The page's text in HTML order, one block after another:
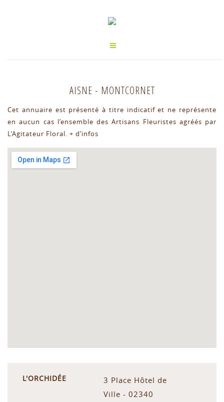
AISNE - MONTCORNET
Cet annuaire est présenté à titre indicatif et ne représente
en aucun cas l’ensemble des Artisans Fleuristes agréés par
L’Agitateur Floral. + d’infos
L'ORCHIDÉE
3 Place Hôtel de
Ville - 02340